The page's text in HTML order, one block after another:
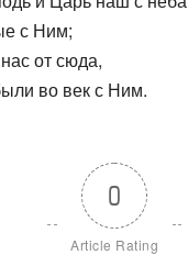
с Ним;
от сюда,
во век с Ним.
0
Article Rating